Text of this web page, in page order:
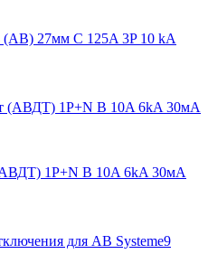
(АВ) 27мм C 125A 3P 10 kA
1P+N B 10A 6kA 30мА